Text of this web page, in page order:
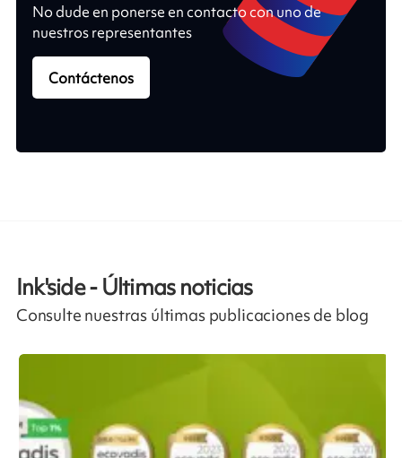
No dude en ponerse en contacto con uno de
nuestros representantes
Contáctenos
Ink'side - Últimas noticias
Consulte nuestras últimas publicaciones de blog